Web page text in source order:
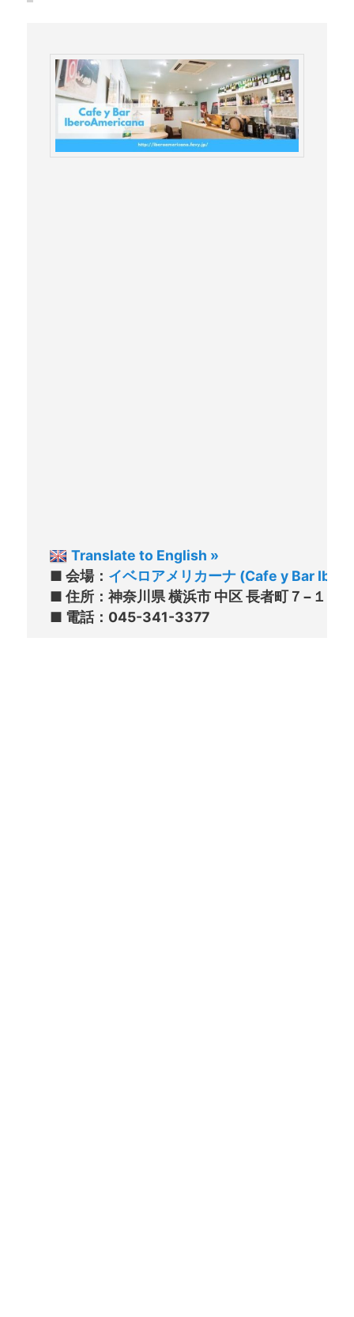
Translate to English »
■ 会場： イベロアメリカーナ (Cafe y Bar
■ 住所：神奈川県 横浜市 中区 長者町７−１１
■ 電話：045-341-3377